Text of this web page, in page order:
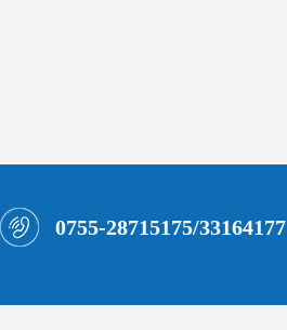
0755-28715175/33164177